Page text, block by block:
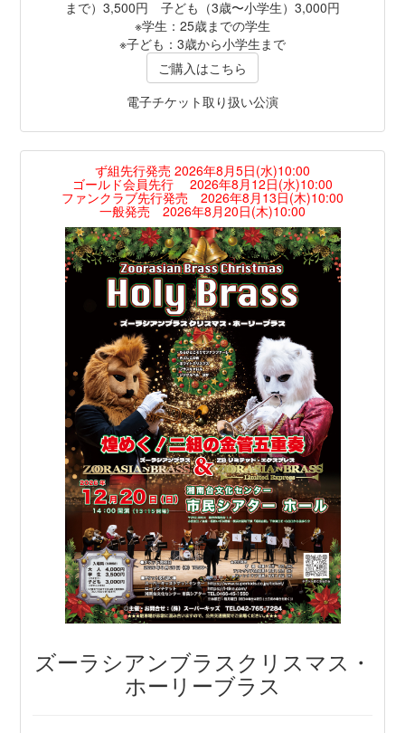
まで）3,500円 子ども（3歳〜小学生）3,000円
※学生：25歳までの学生
※子ども：3歳から小学生まで
ご購入はこちら
電子チケット取り扱い公演
ず組先行発売 2026年8月5日(水)10:00
ゴールド会員先行 2026年8月12日(水)10:00
ファンクラブ先行発売 2026年8月13日(木)10:00
一般発売 2026年8月20日(木)10:00
ズーラシアンブラスクリスマス・
ホーリーブラス